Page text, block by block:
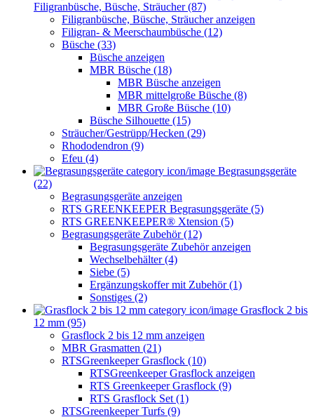
Filigranbüsche, Büsche, Sträucher (87)
Filigranbüsche, Büsche, Sträucher anzeigen
Filigran- & Meerschaumbüsche (12)
Büsche (33)
Büsche anzeigen
MBR Büsche (18)
MBR Büsche anzeigen
MBR mittelgroße Büsche (8)
MBR Große Büsche (10)
Büsche Silhouette (15)
Sträucher/Gestrüpp/Hecken (29)
Rhododendron (9)
Efeu (4)
Begrasungsgeräte
(22)
Begrasungsgeräte anzeigen
RTS GREENKEEPER Begrasungsgeräte (5)
RTS GREENKEEPER® Xtension (5)
Begrasungsgeräte Zubehör (12)
Begrasungsgeräte Zubehör anzeigen
Wechselbehälter (4)
Siebe (5)
Ergänzungskoffer mit Zubehör (1)
Sonstiges (2)
Grasflock 2 bis
12 mm (95)
Grasflock 2 bis 12 mm anzeigen
MBR Grasmatten (21)
RTSGreenkeeper Grasflock (10)
RTSGreenkeeper Grasflock anzeigen
RTS Greenkeeper Grasflock (9)
RTS Grasflock Set (1)
RTSGreenkeeper Turfs (9)